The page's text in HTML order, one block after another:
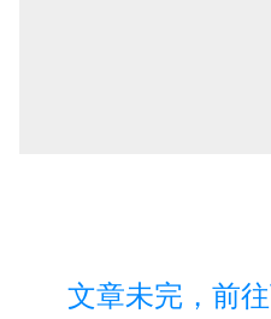
文章未完，前